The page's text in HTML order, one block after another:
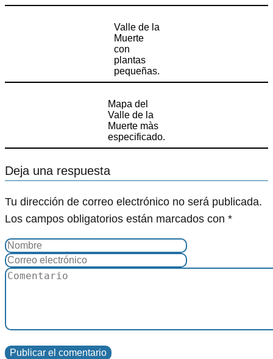
Valle de la
Muerte
con
plantas
pequeñas.
Mapa del
Valle de la
Muerte màs
especificado.
Deja una respuesta
Tu dirección de correo electrónico no será publicada.
Los campos obligatorios están marcados con *